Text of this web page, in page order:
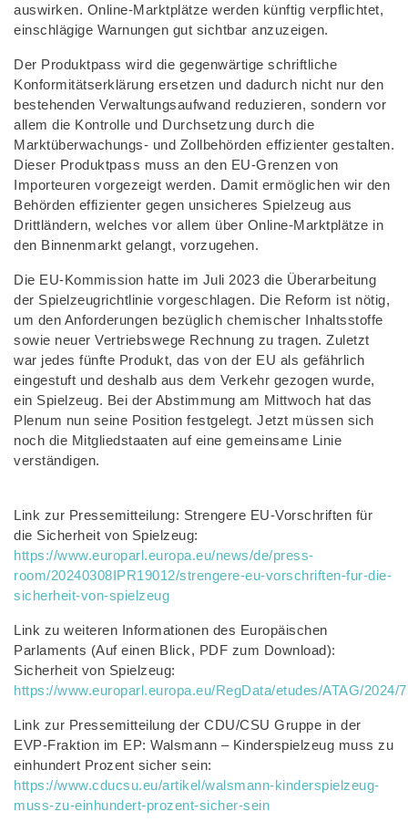
auswirken. Online-Marktplätze werden künftig verpflichtet,
einschlägige Warnungen gut sichtbar anzuzeigen.
Der Produktpass wird die gegenwärtige schriftliche
Konformitätserklärung ersetzen und dadurch nicht nur den
bestehenden Verwaltungsaufwand reduzieren, sondern vor
allem die Kontrolle und Durchsetzung durch die
Marktüberwachungs- und Zollbehörden effizienter gestalten.
Dieser Produktpass muss an den EU-Grenzen von
Importeuren vorgezeigt werden. Damit ermöglichen wir den
Behörden effizienter gegen unsicheres Spielzeug aus
Drittländern, welches vor allem über Online-Marktplätze in
den Binnenmarkt gelangt, vorzugehen.
Die EU-Kommission hatte im Juli 2023 die Überarbeitung
der Spielzeugrichtlinie vorgeschlagen. Die Reform ist nötig,
um den Anforderungen bezüglich chemischer Inhaltsstoffe
sowie neuer Vertriebswege Rechnung zu tragen. Zuletzt
war jedes fünfte Produkt, das von der EU als gefährlich
eingestuft und deshalb aus dem Verkehr gezogen wurde,
ein Spielzeug. Bei der Abstimmung am Mittwoch hat das
Plenum nun seine Position festgelegt. Jetzt müssen sich
noch die Mitgliedstaaten auf eine gemeinsame Linie
verständigen.
Link zur Pressemitteilung: Strengere EU-Vorschriften für
die Sicherheit von Spielzeug:
https://www.europarl.europa.eu/news/de/press-
room/20240308IPR19012/strengere-eu-vorschriften-fur-die-
sicherheit-von-spielzeug
Link zu weiteren Informationen des Europäischen
Parlaments (Auf einen Blick, PDF zum Download):
Sicherheit von Spielzeug:
https://www.europarl.europa.eu/RegData/etudes/ATAG/2024/
Link zur Pressemitteilung der CDU/CSU Gruppe in der
EVP-Fraktion im EP: Walsmann – Kinderspielzeug muss zu
einhundert Prozent sicher sein:
https://www.cducsu.eu/artikel/walsmann-kinderspielzeug-
muss-zu-einhundert-prozent-sicher-sein